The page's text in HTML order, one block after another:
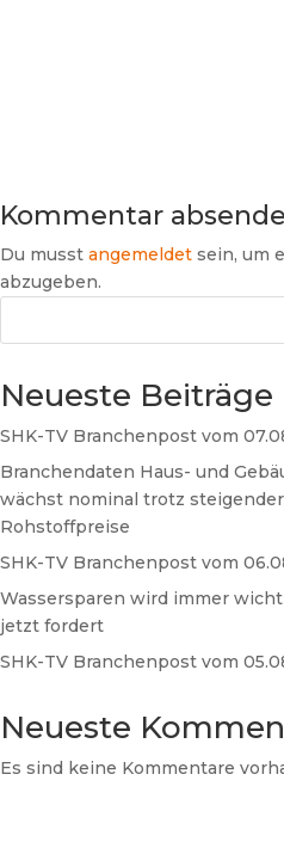
Kommentar
Du musst angemeldet sein, um
abzugeben.
Neueste Beiträge
SHK-TV Branchenpost vom
Branchendaten Haus- und
wächst nominal trotz
Rohstoffpreise
SHK-TV Branchenpost vom
Wassersparen wird immer
jetzt fordert
SHK-TV Branchenpost vom
Neueste
Es sind keine Kommentare